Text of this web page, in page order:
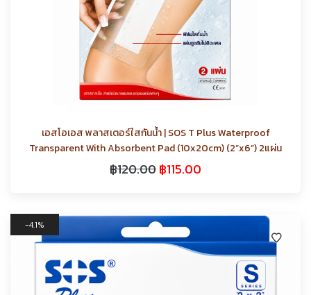
เอสโอเอส พลาสเตอร์ใสกันน้ำ | SOS T Plus Waterproof
Transparent With Absorbent Pad (10x20cm) (2”x6”) 2แผ่น
฿120.00฿115.00
4.1%